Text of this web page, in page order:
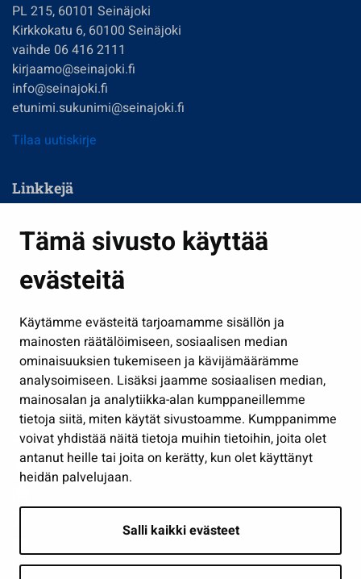
Tämä sivusto käyttää
evästeitä
Käytämme evästeitä tarjoamamme sisällön ja
mainosten räätälöimiseen, sosiaalisen median
ominaisuuksien tukemiseen ja kävijämäärämme
analysoimiseen. Lisäksi jaamme sosiaalisen median,
mainosalan ja analytiikka-alan kumppaneillemme
tietoja siitä, miten käytät sivustoamme. Kumppanimme
voivat yhdistää näitä tietoja muihin tietoihin, joita olet
antanut heille tai joita on kerätty, kun olet käyttänyt
heidän palvelujaan.
Salli kaikki evästeet
PL 215, 60101 Seinäjoki
Kirkkokatu 6, 60100 Seinäjoki
vaihde 06 416 2111
kirjaamo@seinajoki.fi
info@seinajoki.fi
etunimi.sukunimi@seinajoki.fi
Tilaa uutiskirje
Linkkejä
Kasvatus ja opetus
Kulttuuri ja liikunta
Työ ja yrittäminen
Osallistu ja asioi
Näytä omat evästeasetukseni
Seuraa meitä